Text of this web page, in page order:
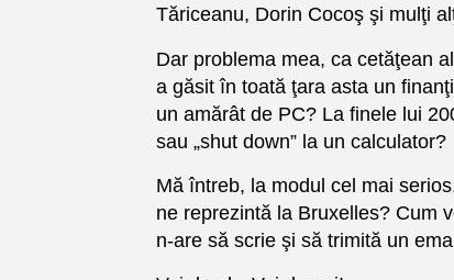
Tăriceanu, Dorin Cocoş şi mulţi
Dar problema mea, ca cetăţean
a găsit în toată ţara asta un
un amărât de PC? La finele lui
sau „shut down” la un calculator?
Mă întreb, la modul cel mai
ne reprezintă la Bruxelles? Cum
n-are să scrie şi să trimită un